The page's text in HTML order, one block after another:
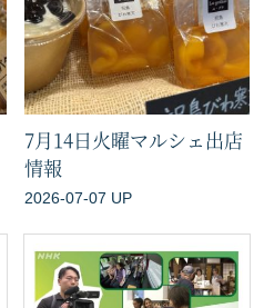
7月14日火曜マルシェ出店
情報
2026-07-07 UP